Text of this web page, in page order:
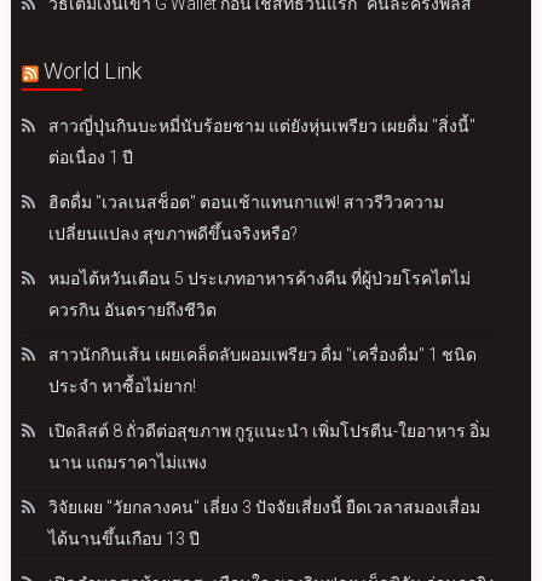
วิธีเติมเงินเข้า G Wallet ก่อนใช้สิทธิวันแรก "คนละครึ่งพลัส"
World Link
สาวญี่ปุ่นกินบะหมี่นับร้อยชาม แต่ยังหุ่นเพรียว เผยดื่ม "สิ่งนี้"
ต่อเนื่อง 1 ปี
ฮิตดื่ม "เวลเนสช็อต" ตอนเช้าแทนกาแฟ! สาวรีวิวความ
เปลี่ยนแปลง สุขภาพดีขึ้นจริงหรือ?
หมอไต้หวันเตือน 5 ประเภทอาหารค้างคืน ที่ผู้ป่วยโรคไตไม่
ควรกิน อันตรายถึงชีวิต
สาวนักกินเส้น เผยเคล็ดลับผอมเพรียว ดื่ม "เครื่องดื่ม" 1 ชนิด
ประจำ หาซื้อไม่ยาก!
เปิดลิสต์ 8 ถั่วดีต่อสุขภาพ กูรูแนะนำ เพิ่มโปรตีน-ใยอาหาร อิ่ม
นาน แถมราคาไม่แพง
วิจัยเผย "วัยกลางคน" เลี่ยง 3 ปัจจัยเสี่ยงนี้ ยืดเวลาสมองเสื่อม
ได้นานขึ้นเกือบ 13 ปี